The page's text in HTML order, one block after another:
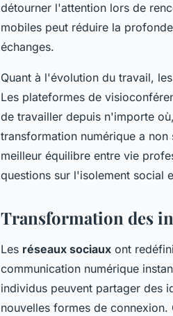
détourner l'attention lors de
mobiles peut réduire la
échanges.
Quant à l'évolution du travail,
Les plateformes de
de travailler depuis n'importe
transformation numérique a
meilleur équilibre entre vie
questions sur l'isolement social
Transformation des
Les réseaux sociaux ont
communication numérique
individus peuvent partager des
nouvelles formes de